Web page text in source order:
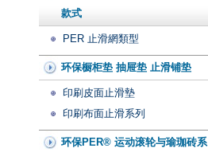
款式
PER 止滑網類型
环保橱柜垫 抽屉垫 止滑铺垫
印刷皮面止滑墊
印刷布面止滑系列
环保PER® 运动滚轮与瑜珈砖系